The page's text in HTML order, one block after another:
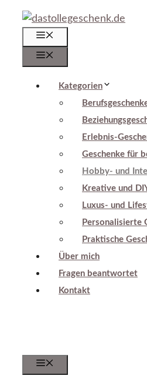
Zum
Inhalt
springen
Kategorien
Erlebnis-
Geschenke für
Hobby- und
Kreative und
Luxus- und
Personalisierte
Praktische
Über mich
Fragen beantwortet
Kontakt